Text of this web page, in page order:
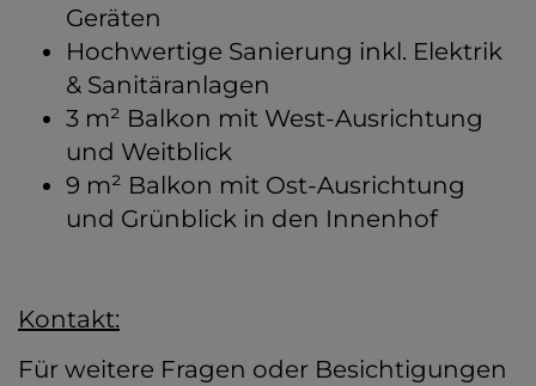
Geräten
Hochwertige Sanierung inkl. Elektrik
& Sanitäranlagen
3 m² Balkon mit West-Ausrichtung
und Weitblick
9 m² Balkon mit Ost-Ausrichtung
und Grünblick in den Innenhof
Kontakt:
Für weitere Fragen oder Besichtigungen